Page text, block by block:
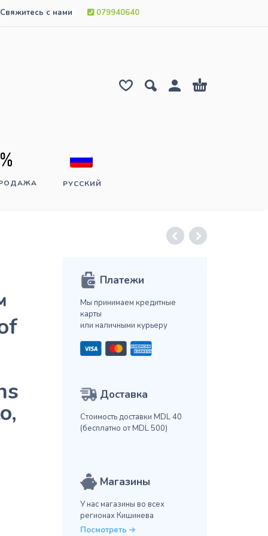
Свяжитесь с нами 079940640
РУССКИЙ
Платежи
Мы принимаем кредитные
карты
или наличными курьеру
Доставка
Стоимость доставки MDL 40
(бесплатно от MDL 500)
Магазины
У нас магазины во всех
регионах Кишинева
Посмотреть